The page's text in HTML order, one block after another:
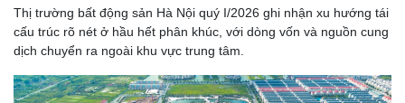
Thị trường bất động sản Hà Nội quý I/2026 ghi nhận xu hướng tái
cấu trúc rõ nét ở hầu hết phân khúc, với dòng vốn và nguồn cung
dịch chuyển ra ngoài khu vực trung tâm.